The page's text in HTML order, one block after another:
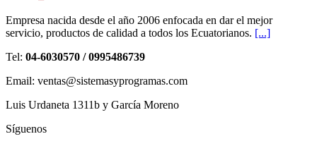
Empresa nacida desde el año 2006 enfocada en dar el mejor
servicio, productos de calidad a todos los Ecuatorianos. [...]
Tel: 04-6030570 / 0995486739
Email: ventas@sistemasyprogramas.com
Luis Urdaneta 1311b y García Moreno
Síguenos